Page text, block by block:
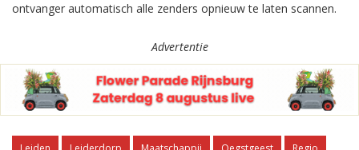
ontvanger automatisch alle zenders opnieuw te laten scannen.
Advertentie